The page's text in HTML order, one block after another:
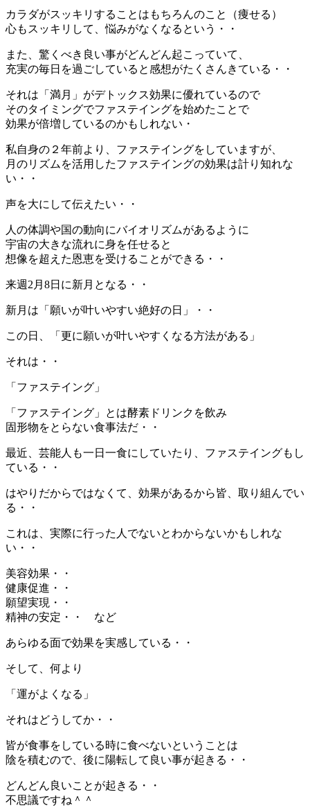
カラダがスッキリすることはもちろんのこと（痩せる）
心もスッキリして、悩みがなくなるという・・
また、驚くべき良い事がどんどん起こっていて、
充実の毎日を過ごしていると感想がたくさんきている・・
それは「満月」がデトックス効果に優れているので
そのタイミングでファステイングを始めたことで
効果が倍増しているのかもしれない・
私自身の２年前より、ファステイングをしていますが、
月のリズムを活用したファステイングの効果は計り知れな
い・・
声を大にして伝えたい・・
人の体調や国の動向にバイオリズムがあるように
宇宙の大きな流れに身を任せると
想像を超えた恩恵を受けることができる・・
来週2月8日に新月となる・・
新月は「願いが叶いやすい絶好の日」・・
この日、「更に願いが叶いやすくなる方法がある」
それは・・
「ファステイング」
「ファステイング」とは酵素ドリンクを飲み
固形物をとらない食事法だ・・
最近、芸能人も一日一食にしていたり、ファステイングもし
ている・・
はやりだからではなくて、効果があるから皆、取り組んでい
る・・
これは、実際に行った人でないとわからないかもしれな
い・・
美容効果・・
健康促進・・
願望実現・・
精神の安定・・ など
あらゆる面で効果を実感している・・
そして、何より
「運がよくなる」
それはどうしてか・・
皆が食事をしている時に食べないということは
陰を積むので、後に陽転して良い事が起きる・・
どんどん良いことが起きる・・
不思議ですね＾＾